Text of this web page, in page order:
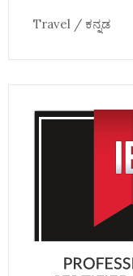
Travel / ಕನ್ನಡ